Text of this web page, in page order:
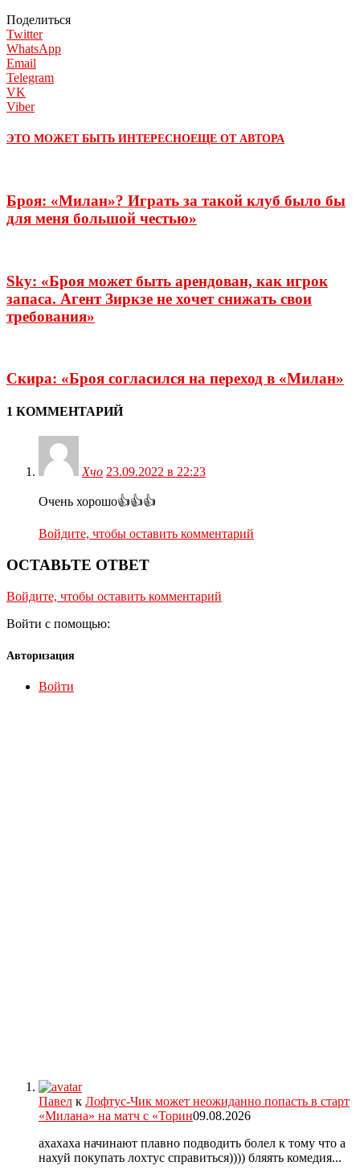
Поделиться
Twitter
WhatsApp
Email
Telegram
VK
Viber
ЭТО МОЖЕТ БЫТЬ ИНТЕРЕСНОЕЩЕ ОТ АВТОРА
Броя: «Милан»? Играть за такой клуб было бы
для меня большой честью»
Sky: «Броя может быть арендован, как игрок
запаса. Агент Зиркзе не хочет снижать свои
требования»
Скира: «Броя согласился на переход в «Милан»
1 КОММЕНТАРИЙ
Хчо 23.09.2022 в 22:23
Очень хорошо👍👍👍
Войдите, чтобы оставить комментарий
ОСТАВЬТЕ ОТВЕТ
Войдите, чтобы оставить комментарий
Войти с помощью:
Авторизация
Войти
Павел к Лофтус-Чик может неожиданно попасть в старт
«Милана» на матч с «Торин09.08.2026
ахахаха начинают плавно подводить болел к тому что а
нахуй покупать лохтус справиться)))) бляять комедия...